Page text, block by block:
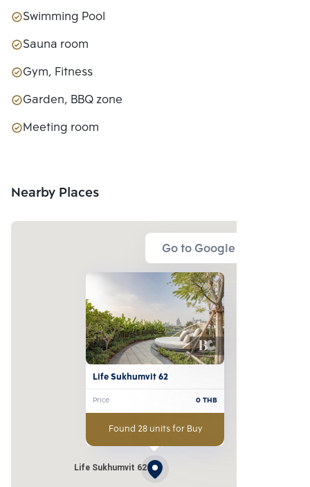
Swimming Pool
Sauna room
Gym, Fitness
Garden, BBQ zone
Meeting room
Nearby Places
Go to Google Map
Life Sukhumvit 62
Life Sukhumvit 62
Price 0THB
Found 28 units for Buy